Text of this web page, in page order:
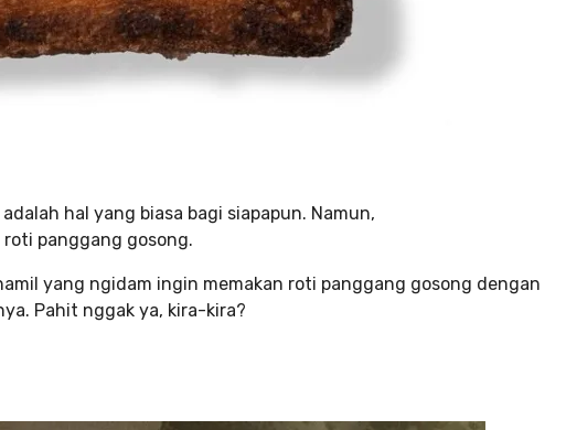
hal yang biasa bagi siapapun. Namun,
panggang gosong.
yang ngidam ingin memakan roti panggang gosong dengan
Pahit nggak ya, kira-kira?